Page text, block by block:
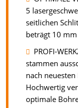
5
seitlichen
beträgt 10 mm
PROFI-
stammen
nach
Hochwertig
optimale